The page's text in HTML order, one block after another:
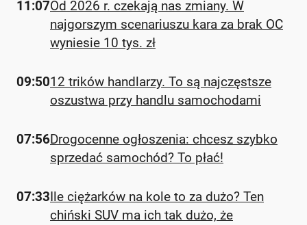
11:07Od 2026 r. czekają nas zmiany. W
najgorszym scenariuszu kara za brak OC
wyniesie 10 tys. zł
09:5012 trików handlarzy. To są najczęstsze
oszustwa przy handlu samochodami
07:56Drogocenne ogłoszenia: chcesz szybko
sprzedać samochód? To płać!
07:33Ile ciężarków na kole to za dużo? Ten
chiński SUV ma ich tak dużo, że